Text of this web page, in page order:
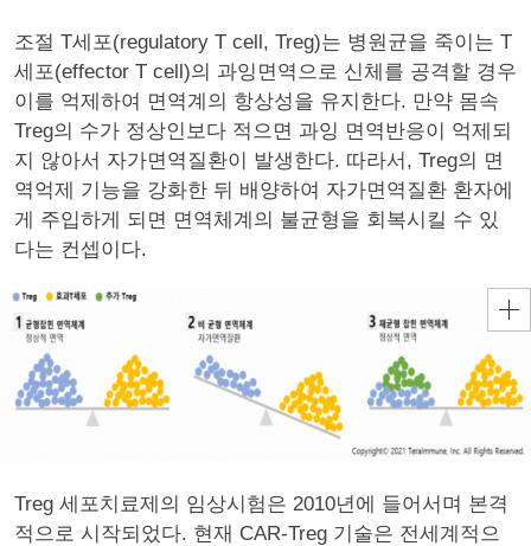
조절 T세포(regulatory T cell, Treg)는 병원균을 죽이는 T
세포(effector T cell)의 과잉면역으로 신체를 공격할 경우
이를 억제하여 면역계의 항상성을 유지한다. 만약 몸속
Treg의 수가 정상인보다 적으면 과잉 면역반응이 억제되
지 않아서 자가면역질환이 발생한다. 따라서, Treg의 면
역억제 기능을 강화한 뒤 배양하여 자가면역질환 환자에
게 주입하게 되면 면역체계의 불균형을 회복시킬 수 있
다는 컨셉이다.
Treg 세포치료제의 임상시험은 2010년에 들어서며 본격
적으로 시작되었다. 현재 CAR-Treg 기술은 전세계적으